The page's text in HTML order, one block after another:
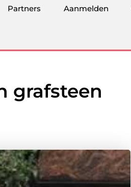
Partners Aanmelden
grafsteen